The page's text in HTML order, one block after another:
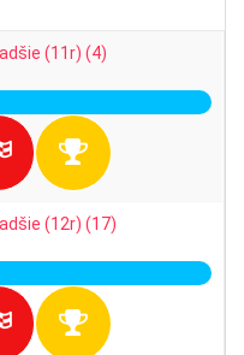
(11r) (4)
(12r) (17)